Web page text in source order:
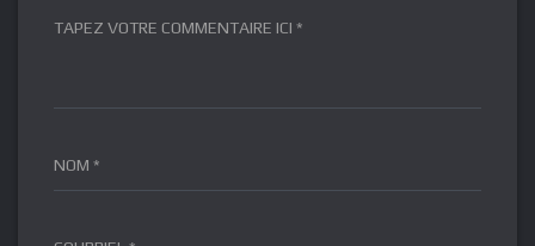
TAPEZ VOTRE COMMENTAIRE ICI *
NOM *